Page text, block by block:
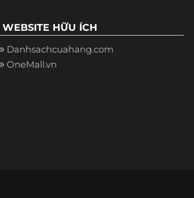
WEBSITE HỮU ÍCH
Danhsachcuahang.com
OneMall.vn